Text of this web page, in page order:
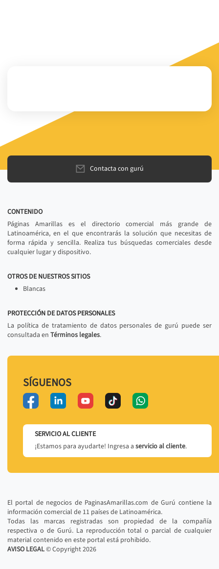
Contacta con gurú
CONTENIDO
Páginas Amarillas es el directorio comercial más grande de
Latinoamérica, en el que encontrarás la solución que necesitas de
forma rápida y sencilla. Realiza tus búsquedas comerciales desde
cualquier lugar y dispositivo.
OTROS DE NUESTROS SITIOS
Blancas
PROTECCIÓN DE DATOS PERSONALES
La política de tratamiento de datos personales de gurú puede ser
consultada en Términos legales.
SÍGUENOS
SERVICIO AL CLIENTE
¡Estamos para ayudarte! Ingresa a servicio al cliente.
El portal de negocios de PaginasAmarillas.com de Gurú contiene la
información comercial de 11 países de Latinoamérica.
Todas las marcas registradas son propiedad de la compañía
respectiva o de Gurú. La reproducción total o parcial de cualquier
material contenido en este portal está prohibido.
AVISO LEGAL© Copyright2026